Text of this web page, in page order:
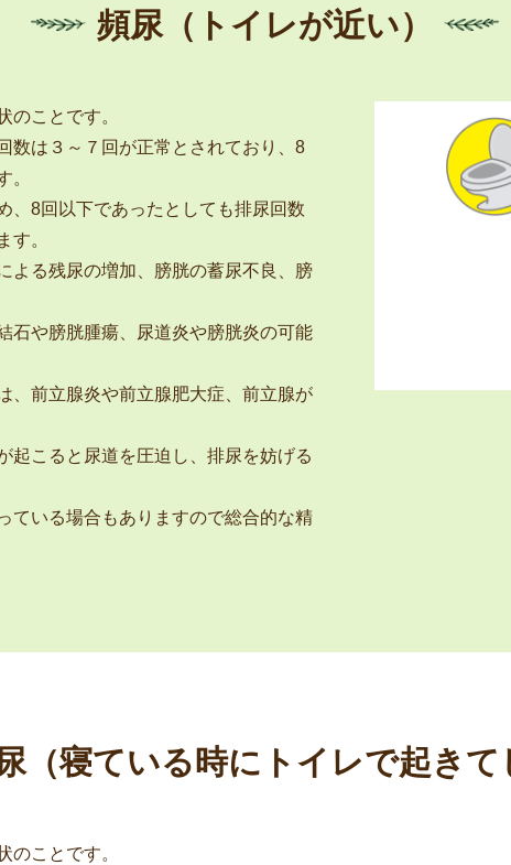
頻尿（トイレが近い）
のことです。
数は３～７回が正常とされており、8
。
、8回以下であったとしても排尿回数
す。
よる残尿の増加、膀胱の蓄尿不良、膀
石や膀胱腫瘍、尿道炎や膀胱炎の可能
、前立腺炎や前立腺肥大症、前立腺が
起こると尿道を圧迫し、排尿を妨げる
ている場合もありますので総合的な精
（寝ている時にトイレで起きて
のことです。